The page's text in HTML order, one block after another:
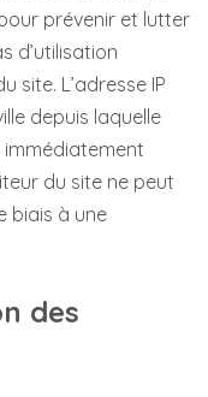
prévenir et lutter
d’utilisation
site. L’adresse IP
depuis laquelle
immédiatement
du site ne peut
biais à une
des